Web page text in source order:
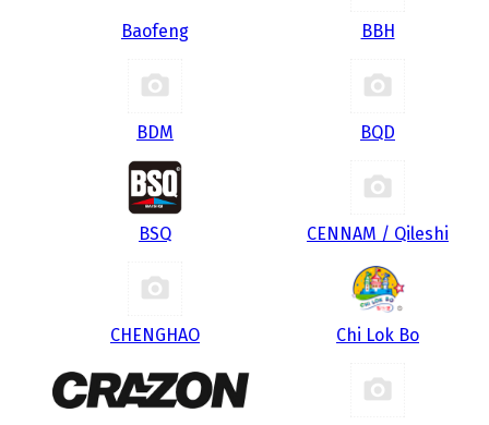
Baofeng BBH
BDM BQD
BSQ CENNAM / Qileshi
CHENGHAO Chi Lok Bo